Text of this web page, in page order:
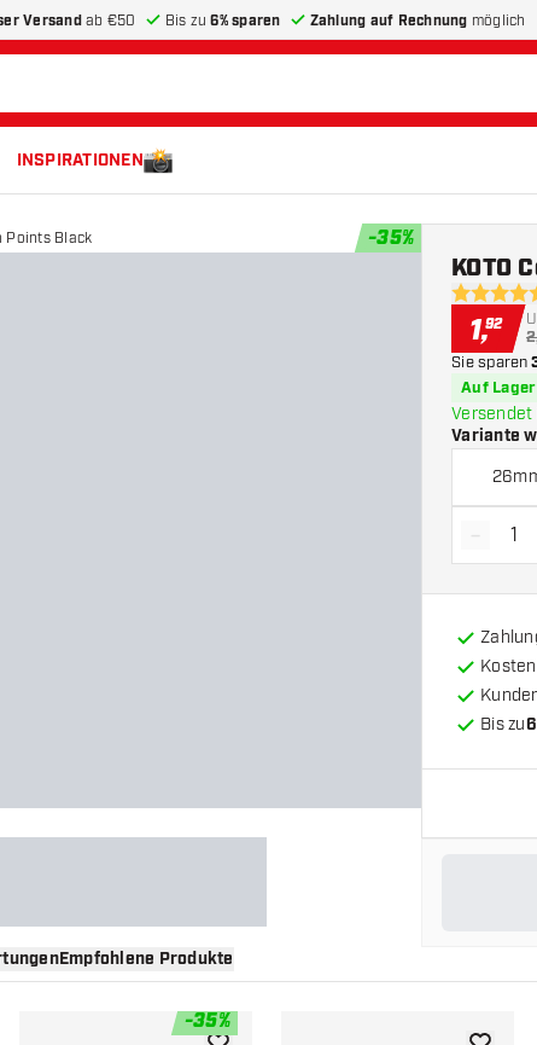
Versandab €50 Bis zu6% sparen Zahlung auf Rechnung möglich
INSPIRATIONEN
Points Black -35%
4.6
KOTO
1,92
Sie sparen
Auf Lager
Versendet
Variante
-
Bis zu
Empfohlene Produkte
-35%